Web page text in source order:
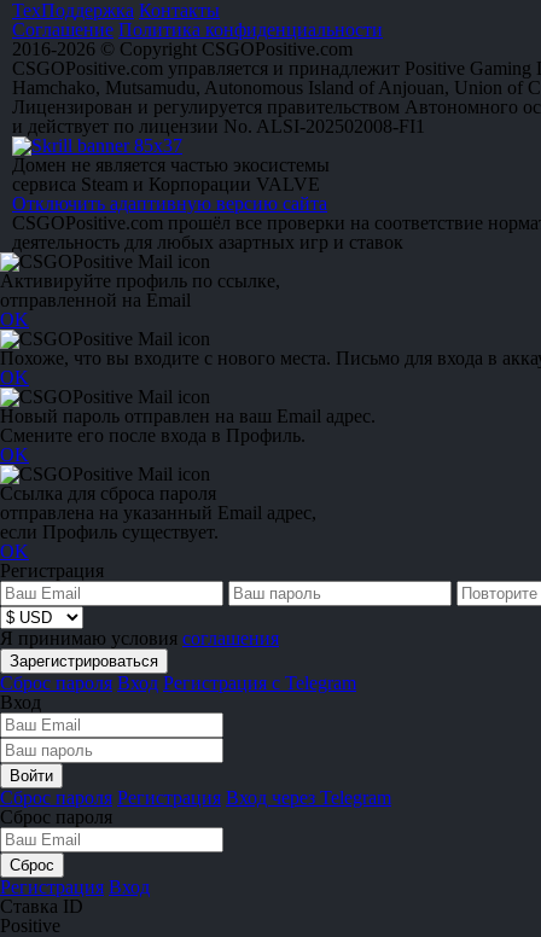
ТехПоддержка Контакты
Соглашение Политика конфиденциальности
2016-2026 © Copyright CSGOPositive.com
CSGOPositive.com управляется и принадлежит Positive Gaming
Hamchako, Mutsamudu, Autonomous Island of Anjouan, Union of
Лицензирован и регулируется правительством Автономного
и действует по лицензии No. ALSI-202502008-FI1
Домен не является частью экосистемы
сервиса Steam и Корпорации VALVE
Отключить адаптивную версию сайта
CSGOPositive.com прошёл все проверки на соответствие
деятельность для любых азартных игр и ставок
Активируйте профиль по ссылке,
отправленной на Email
OK
Похоже, что вы входите с нового места. Письмо для входа в
OK
Новый пароль отправлен на ваш Email адрес.
Смените его после входа в Профиль.
OK
Ссылка для сброса пароля
отправлена на указанный Email адрес,
если Профиль существует.
OK
Регистрация
Я принимаю условия соглашения
Сброс пароля Вход Регистрация с Telegram
Вход
Сброс пароля Регистрация Вход через Telegram
Сброс пароля
Регистрация Вход
Ставка ID
Positive